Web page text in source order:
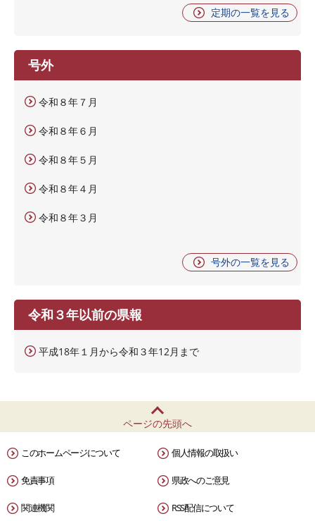
定期の一覧を見る
号外
令和８年７月
令和８年６月
令和８年５月
令和８年４月
令和８年３月
号外の一覧を見る
令和３年以前の県報
平成18年１月から令和３年12月まで
ページの先頭へ
このホームページについて 個人情報の取扱い
免責事項 県政へのご意見
関連機関 RSS配信について